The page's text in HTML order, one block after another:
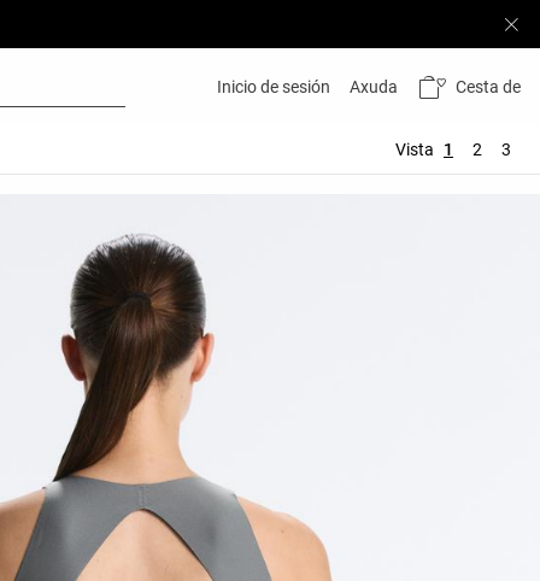
Inicio de sesión Axuda Cesta de
Vista 1 2 3